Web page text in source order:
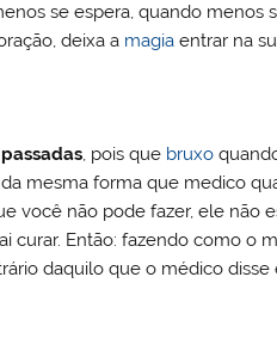
se espera, quando menos
deixa a magia entrar na
, pois que bruxo
mesma forma que medico
você não pode fazer, ele não
curar. Então: fazendo como o
daquilo que o médico